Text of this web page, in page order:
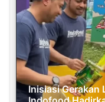
Inisiasi Gerakan